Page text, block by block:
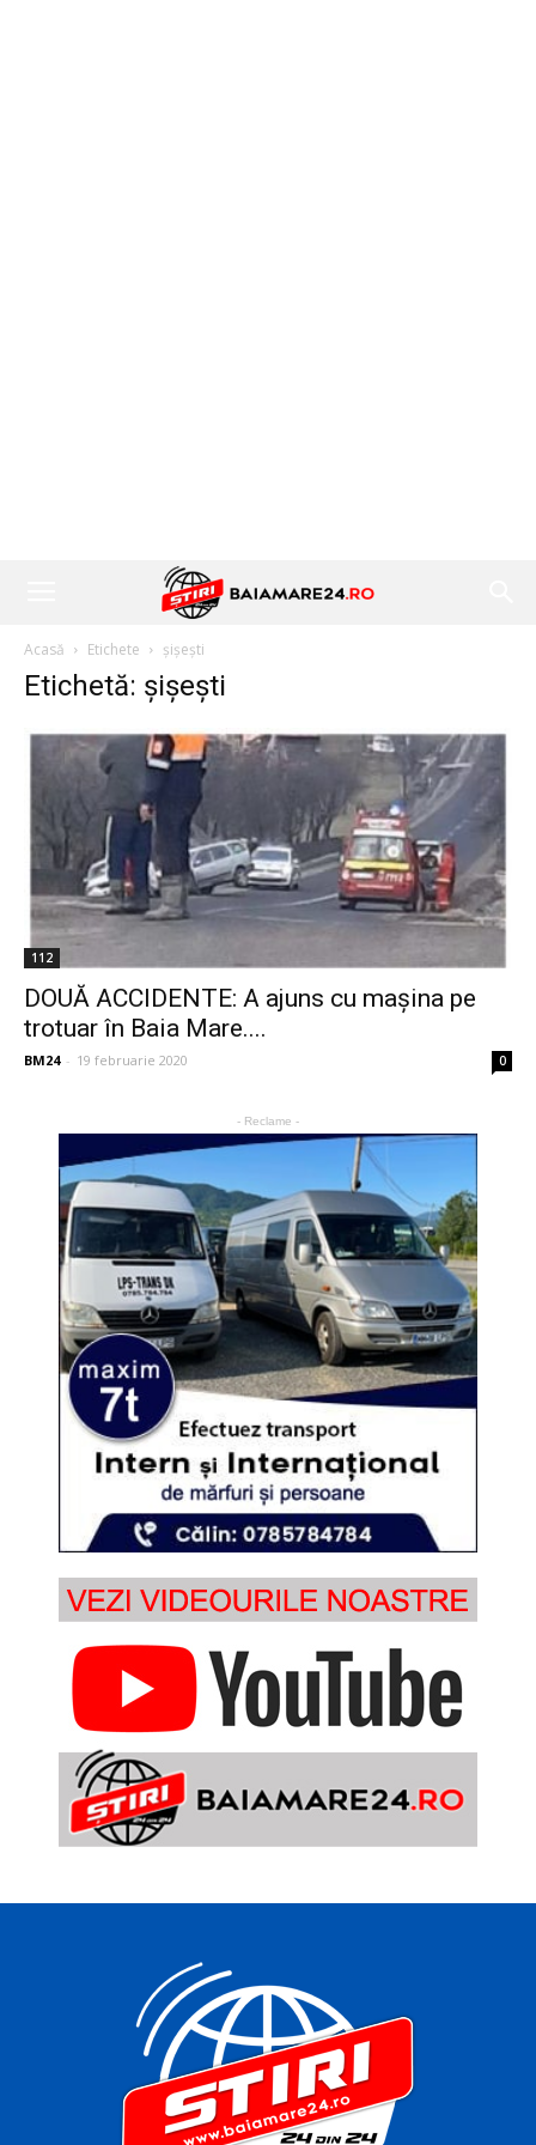
Acasă Etichete șișești
Etichetă: șișești
112
DOUĂ ACCIDENTE: A ajuns cu mașina pe
trotuar în Baia Mare....
BM24 - 19 februarie 2020 0
- Reclame -